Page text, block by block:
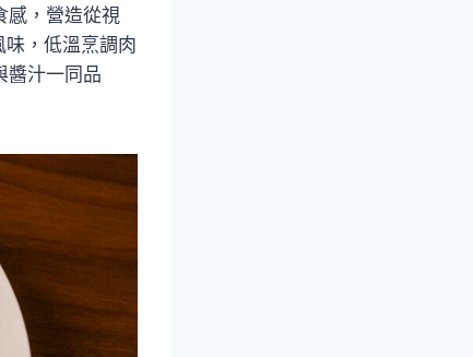
感，營造從視
，低溫烹調肉
醬汁一同品